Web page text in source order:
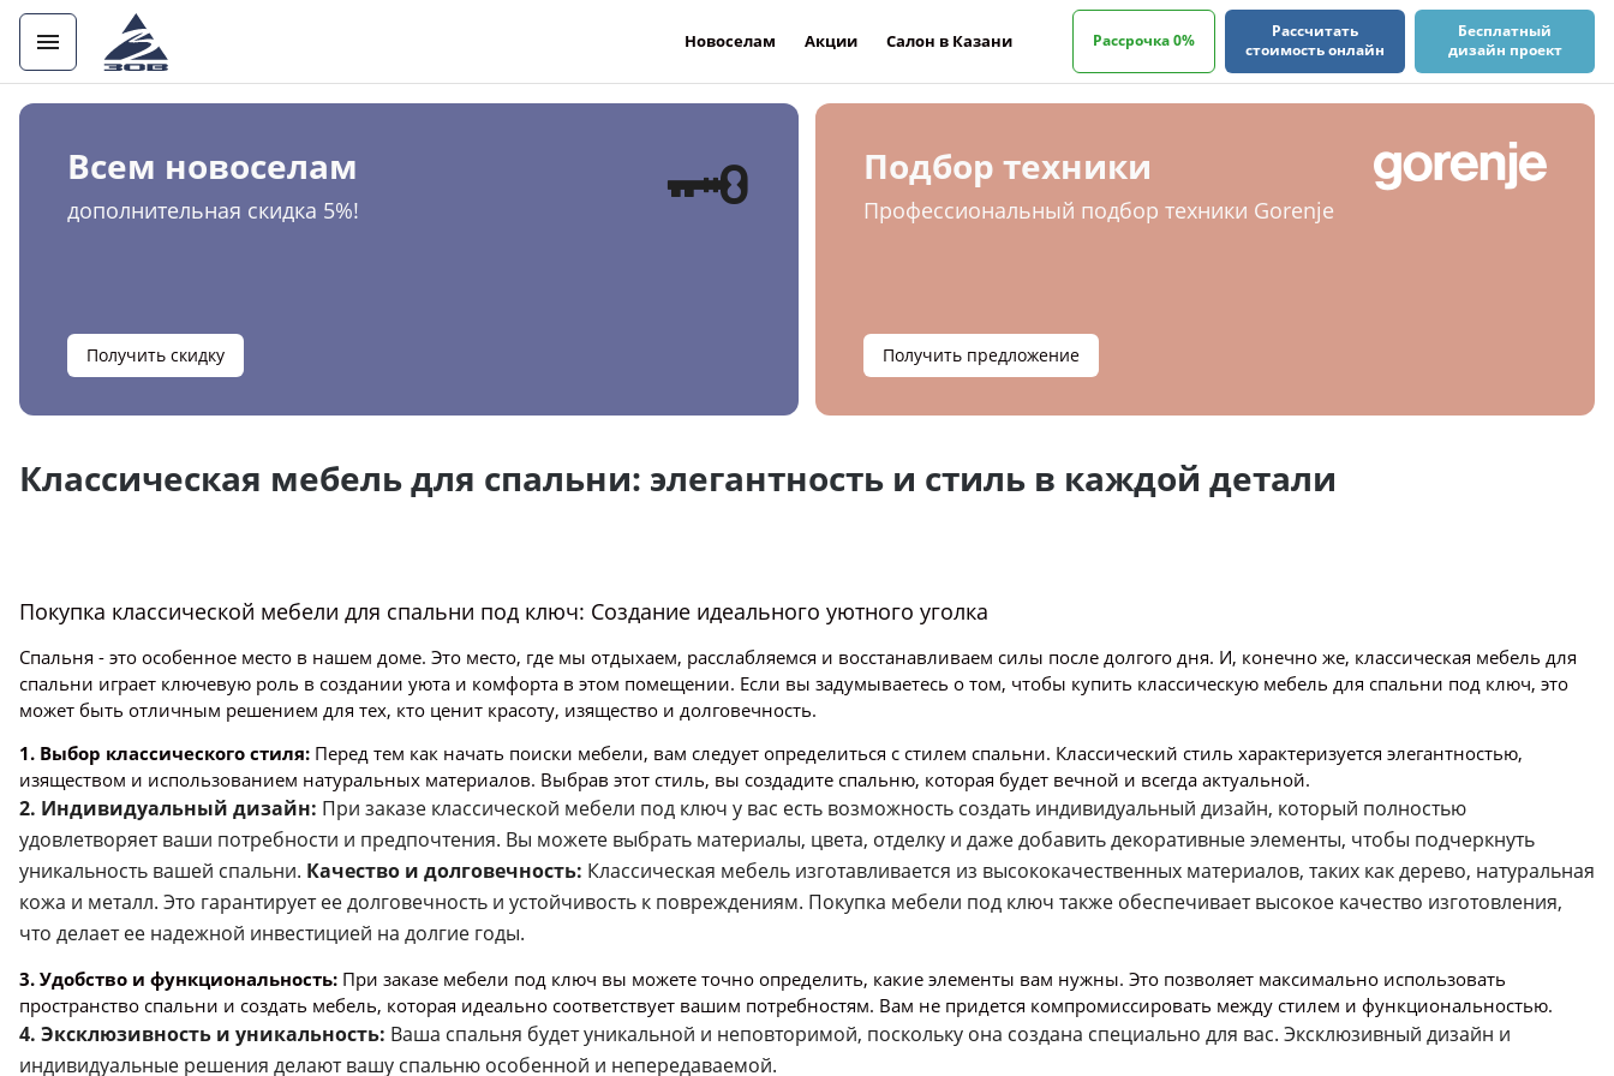
Новоселам Акции Салон в Казани Рассрочка 0%
Рассчитать
стоимость онлайн
Бесплатный
дизайн проект
Всем новоселам
дополнительная скидка 5%! 🗝
Получить скидку
Подбор техники
Профессиональный подбор техники Gorenje
Получить предложение
Классическая мебель для спальни: элегантность и стиль в каждой детали
Покупка классической мебели для спальни под ключ: Создание идеального уютного уголка
Спальня - это особенное место в нашем доме. Это место, где мы отдыхаем, расслабляемся и восстанавливаем силы после долгого дня. И, конечно же, классическая мебель для
спальни играет ключевую роль в создании уюта и комфорта в этом помещении. Если вы задумываетесь о том, чтобы купить классическую мебель для спальни под ключ, это
может быть отличным решением для тех, кто ценит красоту, изящество и долговечность.
1. Выбор классического стиля: Перед тем как начать поиски мебели, вам следует определиться с стилем спальни. Классический стиль характеризуется элегантностью,
изяществом и использованием натуральных материалов. Выбрав этот стиль, вы создадите спальню, которая будет вечной и всегда актуальной.
2. Индивидуальный дизайн: При заказе классической мебели под ключ у вас есть возможность создать индивидуальный дизайн, который полностью
удовлетворяет ваши потребности и предпочтения. Вы можете выбрать материалы, цвета, отделку и даже добавить декоративные элементы, чтобы подчеркнуть
уникальность вашей спальни. Качество и долговечность: Классическая мебель изготавливается из высококачественных материалов, таких как дерево, натуральная
кожа и металл. Это гарантирует ее долговечность и устойчивость к повреждениям. Покупка мебели под ключ также обеспечивает высокое качество изготовления,
что делает ее надежной инвестицией на долгие годы.
3. Удобство и функциональность: При заказе мебели под ключ вы можете точно определить, какие элементы вам нужны. Это позволяет максимально использовать
пространство спальни и создать мебель, которая идеально соответствует вашим потребностям. Вам не придется компромиссировать между стилем и функциональностью.
4. Эксклюзивность и уникальность: Ваша спальня будет уникальной и неповторимой, поскольку она создана специально для вас. Эксклюзивный дизайн и
индивидуальные решения делают вашу спальню особенной и непередаваемой.